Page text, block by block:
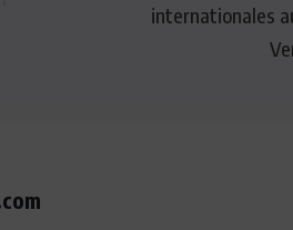
internationales